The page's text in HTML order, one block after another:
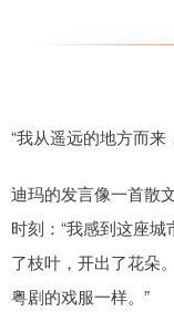
“我从遥远的地方而来
迪玛的发言像一首散
时刻：“我感到这座
了枝叶，开出了花朵
粤剧的戏服一样。”